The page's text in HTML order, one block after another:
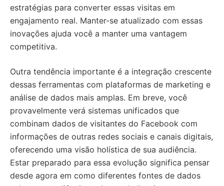
estratégias para converter essas visitas em
engajamento real. Manter-se atualizado com essas
inovações ajuda você a manter uma vantagem
competitiva.
Outra tendência importante é a integração crescente
dessas ferramentas com plataformas de marketing e
análise de dados mais amplas. Em breve, você
provavelmente verá sistemas unificados que
combinam dados de visitantes do Facebook com
informações de outras redes sociais e canais digitais,
oferecendo uma visão holística de sua audiência.
Estar preparado para essa evolução significa pensar
desde agora em como diferentes fontes de dados